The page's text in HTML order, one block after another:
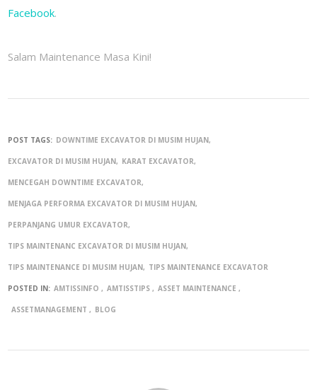
Facebook.
Salam Maintenance Masa Kini!
POST TAGS: DOWNTIME EXCAVATOR DI MUSIM HUJAN
EXCAVATOR DI MUSIM HUJAN KARAT EXCAVATOR
MENCEGAH DOWNTIME EXCAVATOR
MENJAGA PERFORMA EXCAVATOR DI MUSIM HUJAN
PERPANJANG UMUR EXCAVATOR
TIPS MAINTENANC EXCAVATOR DI MUSIM HUJAN
TIPS MAINTENANCE DI MUSIM HUJAN TIPS MAINTENANCE EXCAVATOR
POSTED IN: AMTISSINFO AMTISSTIPS ASSET MAINTENANCE
ASSETMANAGEMENT BLOG